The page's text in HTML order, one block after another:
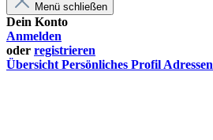
Menü schließen
Dein Konto
Anmelden
oder registrieren
Übersicht Persönliches Profil Adressen